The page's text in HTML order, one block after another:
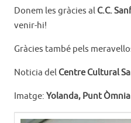
Donem les gràcies al C.C.
venir-hi!
Gràcies també pels
Noticia del Centre Cultural
Imatge: Yolanda, Punt